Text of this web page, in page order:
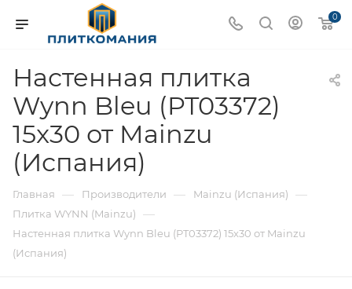
0
Настенная плитка
Wynn Bleu (PT03372)
15x30 от Mainzu
(Испания)
Главная — Производители — Mainzu (Испания) —
Плитка WYNN (Mainzu) —
Настенная плитка Wynn Bleu (PT03372) 15x30 от Mainzu
(Испания)